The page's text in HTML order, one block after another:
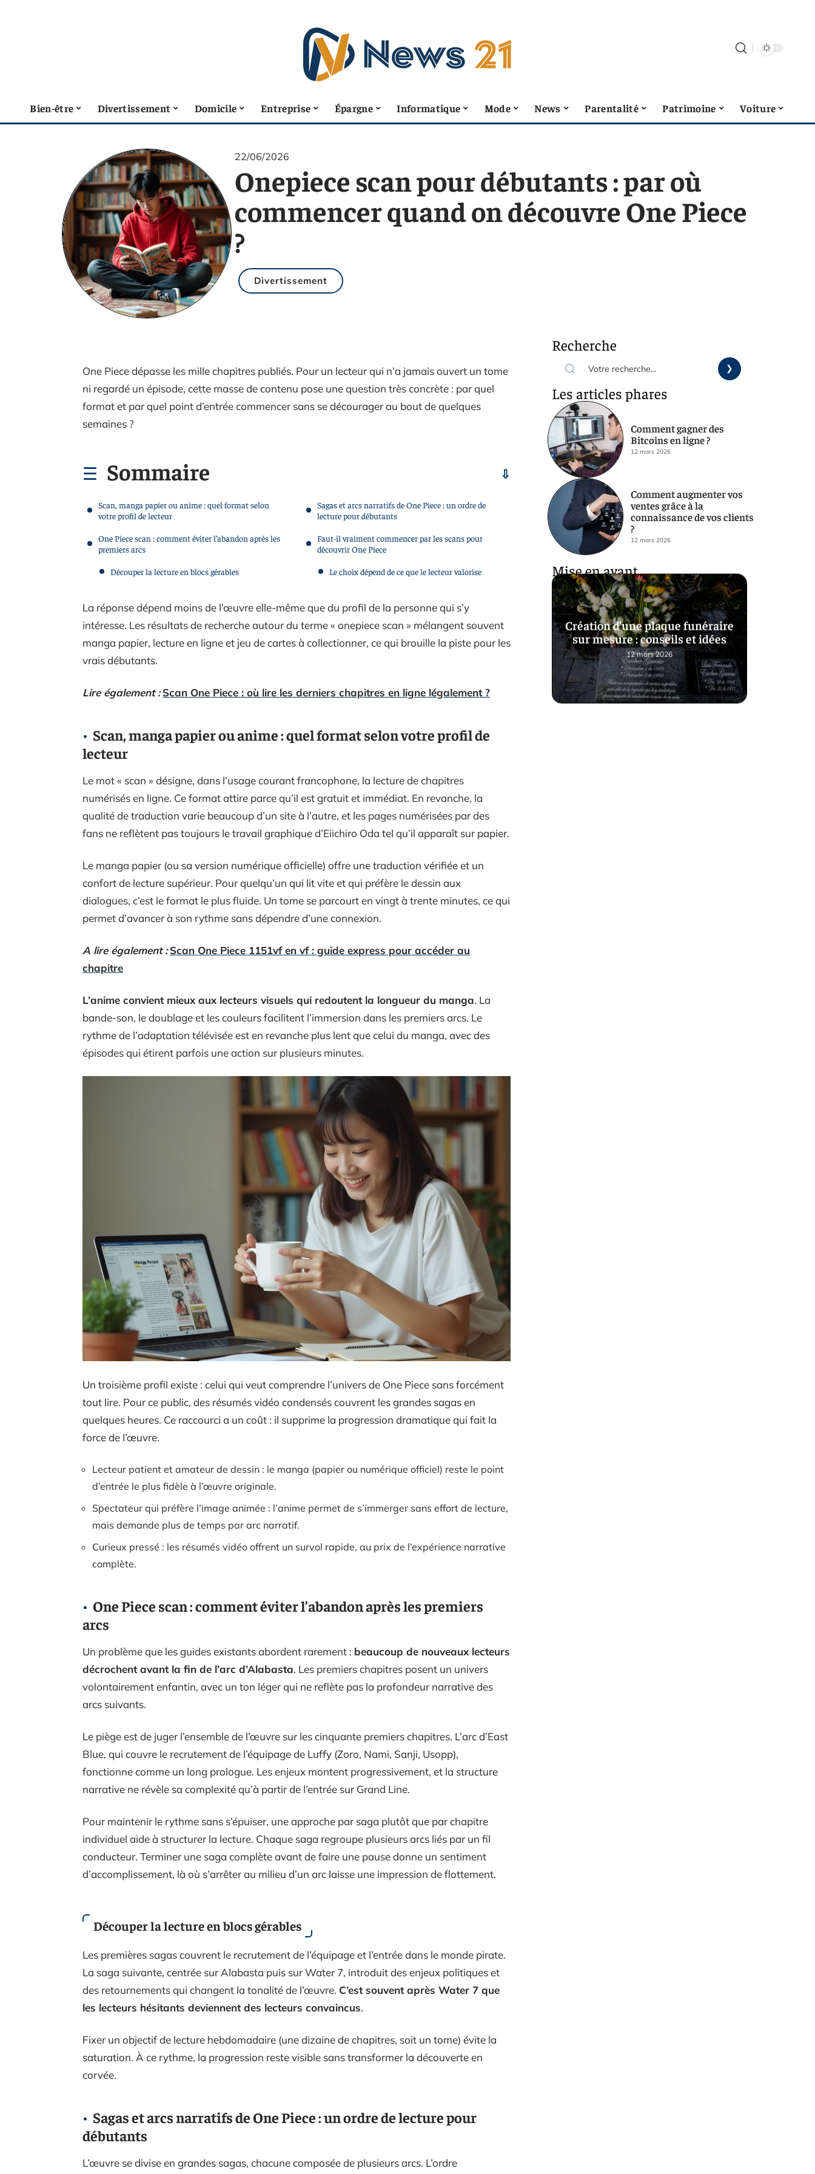
Bien-être Divertissement Domicile Entreprise Épargne Informatique Mode News Parentalité Patrimoine Voiture
22/06/2026
Onepiece scan pour débutants : par où
commencer quand on découvre One Piece
?
Divertissement
One Piece dépasse les mille chapitres publiés. Pour un lecteur qui n’a jamais ouvert un tome
ni regardé un épisode, cette masse de contenu pose une question très concrète : par quel
format et par quel point d’entrée commencer sans se décourager au bout de quelques
semaines ?
Sommaire
Scan, manga papier ou anime : quel format selon
votre profil de lecteur
One Piece scan : comment éviter l’abandon après les
premiers arcs
Découper la lecture en blocs gérables
Sagas et arcs narratifs de One Piece : un ordre de
lecture pour débutants
Faut-il vraiment commencer par les scans pour
découvrir One Piece
Le choix dépend de ce que le lecteur valorise
La réponse dépend moins de l’œuvre elle-même que du profil de la personne qui s’y
intéresse. Les résultats de recherche autour du terme « onepiece scan » mélangent souvent
manga papier, lecture en ligne et jeu de cartes à collectionner, ce qui brouille la piste pour les
vrais débutants.
Lire également : Scan One Piece : où lire les derniers chapitres en ligne légalement ?
Scan, manga papier ou anime : quel format selon votre profil de
lecteur
Le mot « scan » désigne, dans l’usage courant francophone, la lecture de chapitres
numérisés en ligne. Ce format attire parce qu’il est gratuit et immédiat. En revanche, la
qualité de traduction varie beaucoup d’un site à l’autre, et les pages numérisées par des
fans ne reflètent pas toujours le travail graphique d’Eiichiro Oda tel qu’il apparaît sur papier.
Le manga papier (ou sa version numérique officielle) offre une traduction vérifiée et un
confort de lecture supérieur. Pour quelqu’un qui lit vite et qui préfère le dessin aux
dialogues, c’est le format le plus fluide. Un tome se parcourt en vingt à trente minutes, ce qui
permet d’avancer à son rythme sans dépendre d’une connexion.
A lire également : Scan One Piece 1151vf en vf : guide express pour accéder au
chapitre
L’anime convient mieux aux lecteurs visuels qui redoutent la longueur du manga. La
bande-son, le doublage et les couleurs facilitent l’immersion dans les premiers arcs. Le
rythme de l’adaptation télévisée est en revanche plus lent que celui du manga, avec des
épisodes qui étirent parfois une action sur plusieurs minutes.
Un troisième profil existe : celui qui veut comprendre l’univers de One Piece sans forcément
tout lire. Pour ce public, des résumés vidéo condensés couvrent les grandes sagas en
quelques heures. Ce raccourci a un coût : il supprime la progression dramatique qui fait la
force de l’œuvre.
Lecteur patient et amateur de dessin : le manga (papier ou numérique officiel) reste le point
d’entrée le plus fidèle à l’œuvre originale.
Spectateur qui préfère l’image animée : l’anime permet de s’immerger sans effort de lecture,
mais demande plus de temps par arc narratif.
Curieux pressé : les résumés vidéo offrent un survol rapide, au prix de l’expérience narrative
complète.
One Piece scan : comment éviter l’abandon après les premiers
arcs
Un problème que les guides existants abordent rarement : beaucoup de nouveaux lecteurs
décrochent avant la fin de l’arc d’Alabasta. Les premiers chapitres posent un univers
volontairement enfantin, avec un ton léger qui ne reflète pas la profondeur narrative des
arcs suivants.
Le piège est de juger l’ensemble de l’œuvre sur les cinquante premiers chapitres. L’arc d’East
Blue, qui couvre le recrutement de l’équipage de Luffy (Zoro, Nami, Sanji, Usopp),
fonctionne comme un long prologue. Les enjeux montent progressivement, et la structure
narrative ne révèle sa complexité qu’à partir de l’entrée sur Grand Line.
Pour maintenir le rythme sans s’épuiser, une approche par saga plutôt que par chapitre
individuel aide à structurer la lecture. Chaque saga regroupe plusieurs arcs liés par un fil
conducteur. Terminer une saga complète avant de faire une pause donne un sentiment
d’accomplissement, là où s’arrêter au milieu d’un arc laisse une impression de flottement.
Découper la lecture en blocs gérables
Les premières sagas couvrent le recrutement de l’équipage et l’entrée dans le monde pirate.
La saga suivante, centrée sur Alabasta puis sur Water 7, introduit des enjeux politiques et
des retournements qui changent la tonalité de l’œuvre. C’est souvent après Water 7 que
les lecteurs hésitants deviennent des lecteurs convaincus.
Fixer un objectif de lecture hebdomadaire (une dizaine de chapitres, soit un tome) évite la
saturation. À ce rythme, la progression reste visible sans transformer la découverte en
corvée.
Sagas et arcs narratifs de One Piece : un ordre de lecture pour
débutants
L’œuvre se divise en grandes sagas, chacune composée de plusieurs arcs. L’ordre
Recherche
Les articles phares
Comment gagner des
Bitcoins en ligne ?
12 mars 2026
Comment augmenter vos
ventes grâce à la
connaissance de vos clients
?
12 mars 2026
Mise en avant
Création d’une plaque funéraire
sur mesure : conseils et idées
12 mars 2026